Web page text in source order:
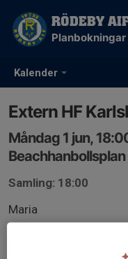
Kalender
RÖDEBY
Planbokningar
Extern HF
Måndag 1 jun,
Beachhanbollsplan
Samling: 18:00
Maria